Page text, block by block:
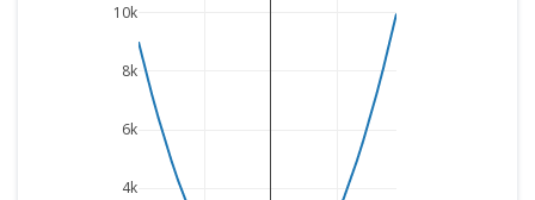
4k
6k
8k
10k